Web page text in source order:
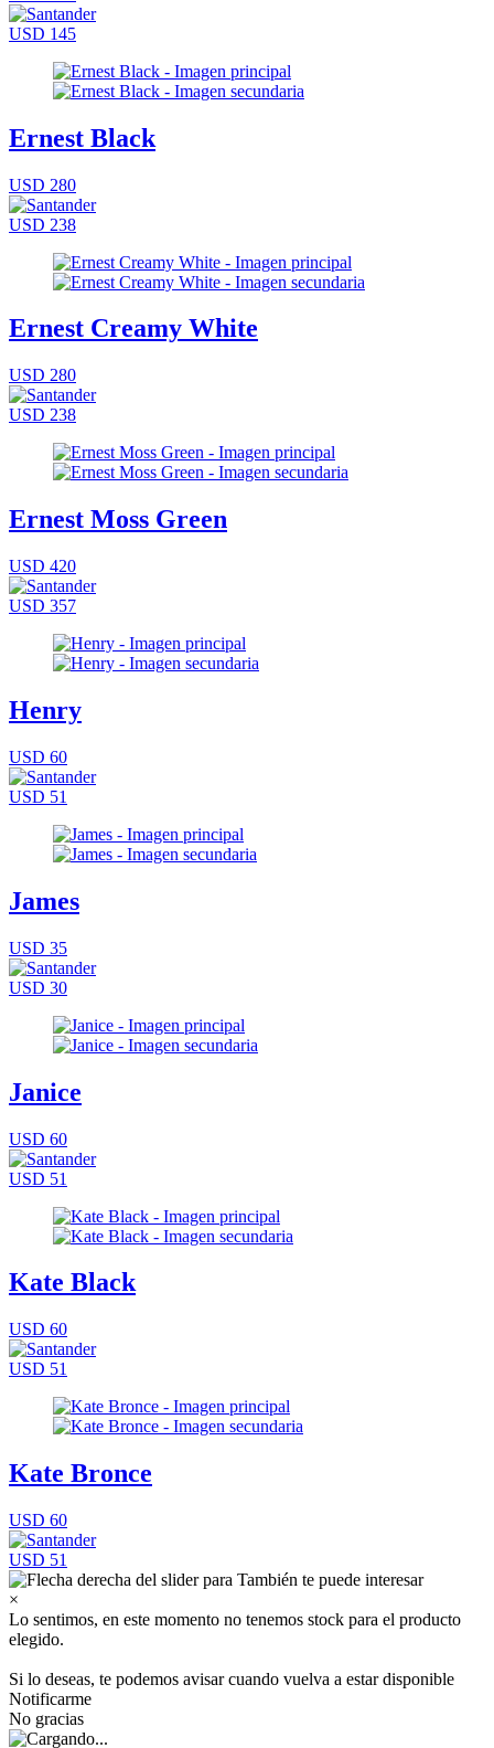
USD 145
Ernest Black
USD 280
USD 238
Ernest Creamy White
USD 280
USD 238
Ernest Moss Green
USD 420
USD 357
Henry
USD 60
USD 51
James
USD 35
USD 30
Janice
USD 60
USD 51
Kate Black
USD 60
USD 51
Kate Bronce
USD 60
USD 51
×
Lo sentimos, en este momento no tenemos stock para el producto
elegido.
Si lo deseas, te podemos avisar cuando vuelva a estar disponible
Notificarme
No gracias